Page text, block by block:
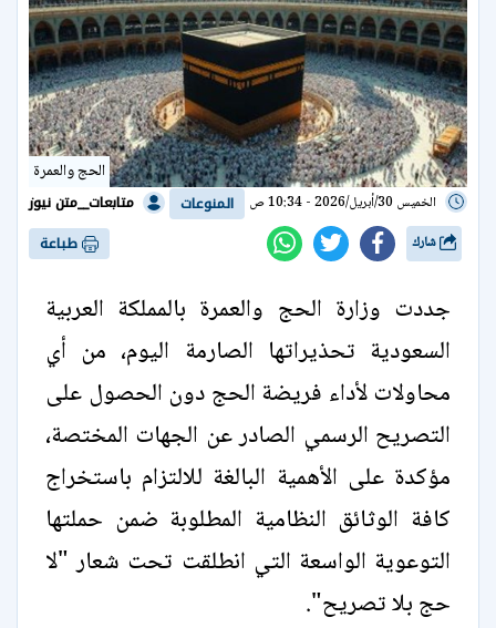
الحج والعمرة
الخميس 30/أبريل/2026 - 10:34 ص المنوعات متابعات__متن نيوز
طباعة
جددت وزارة الحج والعمرة بالمملكة العربية
السعودية تحذيراتها الصارمة اليوم، من أي
محاولات لأداء فريضة الحج دون الحصول على
التصريح الرسمي الصادر عن الجهات المختصة،
مؤكدة على الأهمية البالغة للالتزام باستخراج
كافة الوثائق النظامية المطلوبة ضمن حملتها
التوعوية الواسعة التي انطلقت تحت شعار "لا
حج بلا تصريح".